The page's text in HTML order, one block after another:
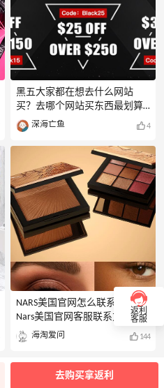
了，0色号最白是最火的，我几
次付款时没货，要被气死。后
来看到spacenk也上架了，还有
LF还能直邮，都错过了。
artishopping更是上架就空的状
态，这款居然这么好用？⚠️对
比同期上架的玫珂菲，少了明
星效应加持，到现在都是想买
啥色号都随便选，天壤地别
啊。✅补货购买渠道：丝芙
兰、spacenk、lf、artishopping、
黑五大家都在想去什么网站
买？去哪个网站买东西最划算
吧？哪些网站可以买到美国产
品呢？今天就来给大家整理一
下黑五大家经常购买的网站有
哪些？哪些网站购买绝对的划
算还都是美国产品？对于很多
海淘小白来说，他们对海淘不
了解也不是很清楚在哪里可以
买到国外产品？随着黑五临
近，也不知道在哪才能买到廉
价的国外产品呢？汇总一波海
淘大佬们经常购买的一些网
站：1.EsteeLauder（雅诗兰黛
美国官网）官网网址：
https://www.esteelauder.com/雅
诗兰黛美国官网主营产品有护
深海亡鱼 4
NARS美国官网怎么联系客服？
Nars美国官网客服联系方式汇
总！Nars美国官网客服怎么联
系？通过55海淘搜索Nars进入
面拉至最底部，即可找到
海淘爱问 144
返利
客服
去购买拿返利